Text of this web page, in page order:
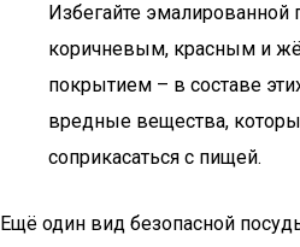
Избегайте эмалированной
коричневым, красным и
покрытием – в составе
вредные вещества,
соприкасаться с пищей.
Ещё один вид безопасной